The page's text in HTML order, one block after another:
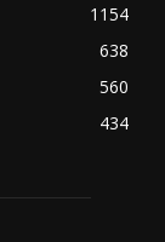
1154
638
560
434